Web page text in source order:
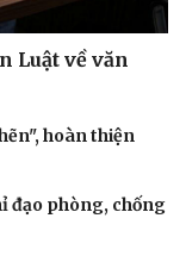
Luật về văn
hoàn thiện
đạo phòng, chống